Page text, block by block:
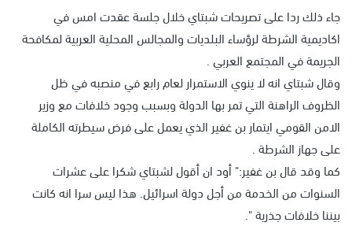
جاء ذلك ردا على تصريحات شبتاي خلال جلسة عقدت امس في
اكاديمية الشرطة لرؤساء البلديات والمجالس المحلية العربية لمكافحة
الجريمة في المجتمع العربي .
وقال شبتاي انه لا ينوي الاستمرار لعام رابع في منصبه في ظل
الظروف الراهنة التي تمر بها الدولة وبسبب وجود خلافات مع وزير
الامن القومي ايتمار بن غفير الذي يعمل على فرض سيطرته الكاملة
على جهاز الشرطة .
كما وقد قال بن غفير:" أود ان أقول لشبتاي شكرا على عشرات
السنوات من الخدمة من أجل دولة اسرائيل. هذا ليس سرا انه كانت
بيننا خلافات جذرية ".